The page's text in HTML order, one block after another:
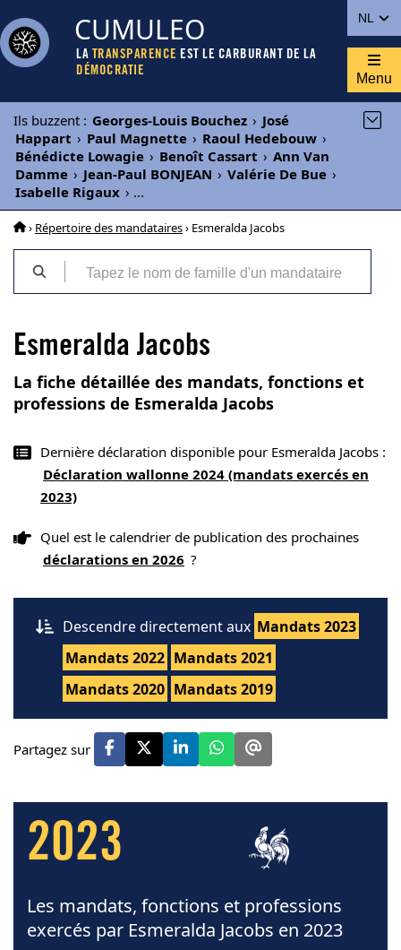
NL
CUMULEO
LA TRANSPARENCE EST LE CARBURANT DE LA
DÉMOCRATIE
Menu
Ils buzzent : Georges-Louis Bouchez › José
Happart › Paul Magnette › Raoul Hedebouw ›
Bénédicte Lowagie › Benoît Cassart › Ann Van
Damme › Jean-Paul BONJEAN › Valérie De Bue ›
Isabelle Rigaux › ...
› Répertoire des mandataires› Esmeralda Jacobs
Esmeralda Jacobs
La fiche détaillée des mandats, fonctions et
professions de Esmeralda Jacobs
Dernière déclaration disponible pour Esmeralda Jacobs :
Déclaration wallonne 2024 (mandats exercés en
2023)
Quel est le calendrier de publication des prochaines
déclarations en 2026 ?
Descendre directement aux Mandats 2023
Mandats 2022 Mandats 2021
Mandats 2020 Mandats 2019
Partagez sur
2023
Les mandats, fonctions et professions
exercés par Esmeralda Jacobs en 2023